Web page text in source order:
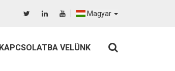
Magyar
VELÜNK